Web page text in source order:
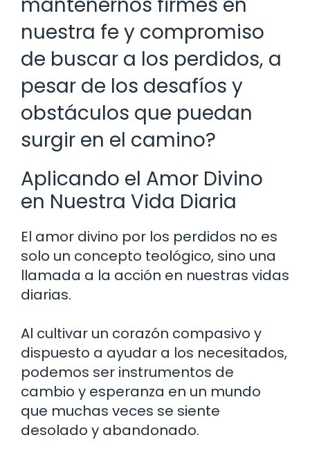
nuestra fe y compromiso
de buscar a los perdidos, a
pesar de los desafíos y
obstáculos que puedan
surgir en el camino?
Aplicando el Amor Divino
en Nuestra Vida Diaria
El amor divino por los perdidos no es
solo un concepto teológico, sino una
llamada a la acción en nuestras vidas
diarias.
Al cultivar un corazón compasivo y
dispuesto a ayudar a los necesitados,
podemos ser instrumentos de
cambio y esperanza en un mundo
que muchas veces se siente
desolado y abandonado.